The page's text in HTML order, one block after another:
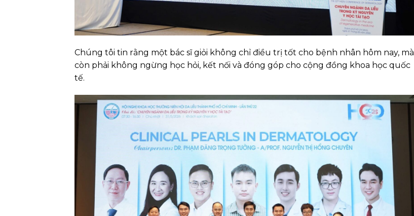
Chúng tôi tin rằng một bác sĩ giỏi không chỉ điều trị tốt cho bệnh nhân hôm nay, mà
còn phải không ngừng học hỏi, kết nối và đóng góp cho cộng đồng khoa học quốc
tế.